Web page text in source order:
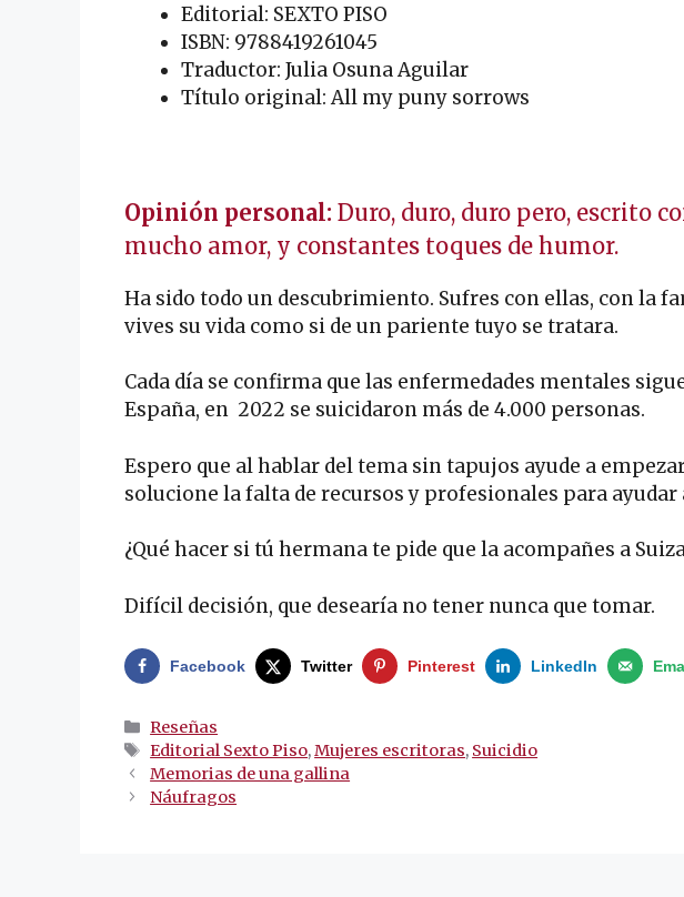
Editorial: SEXTO PISO
ISBN: 9788419261045
Traductor: Julia Osuna Aguilar
Título original: All my puny sorrows
Opinión personal: Duro, duro, duro pero, escrito
mucho amor, y constantes toques de humor.
Ha sido todo un descubrimiento. Sufres con ellas, con la
vives su vida como si de un pariente tuyo se tratara.
Cada día se confirma que las enfermedades mentales
España, en 2022 se suicidaron más de 4.000 personas.
Espero que al hablar del tema sin tapujos ayude a
solucione la falta de recursos y profesionales para ayudar
¿Qué hacer si tú hermana te pide que la acompañes a
Difícil decisión, que desearía no tener nunca que tomar.
Facebook Twitter Pinterest LinkedIn
Categorías
Reseñas
Etiquetas
Editorial Sexto Piso,Mujeres escritoras, Suicidio
Navegación
de
Memorias de una gallina
Náufragos